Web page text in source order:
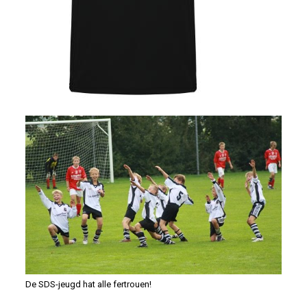
De SDS-jeugd hat alle fertrouen!